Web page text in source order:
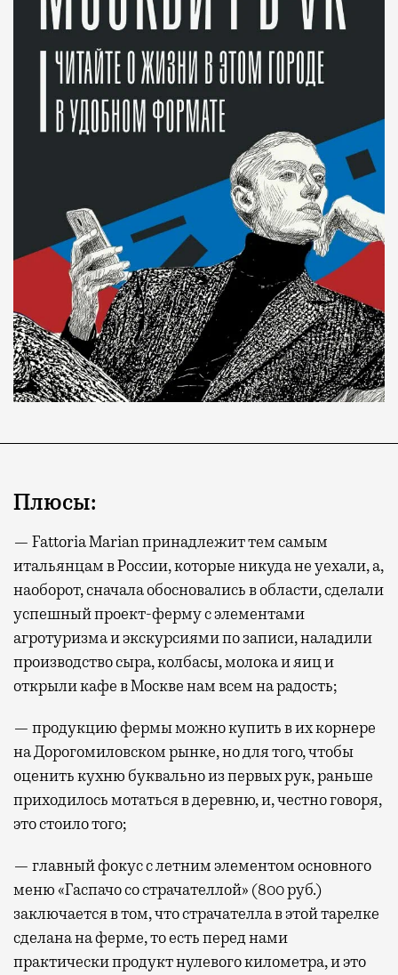
Плюсы:
— Fattoria Marian принадлежит тем самым
итальянцам в России, которые никуда не уехали, а,
наоборот, сначала обосновались в области, сделали
успешный проект-ферму с элементами
агротуризма и экскурсиями по записи, наладили
производство сыра, колбасы, молока и яиц и
открыли кафе в Москве нам всем на радость;
— продукцию фермы можно купить в их корнере
на Дорогомиловском рынке, но для того, чтобы
оценить кухню буквально из первых рук, раньше
приходилось мотаться в деревню, и, честно говоря,
это стоило того;
— главный фокус с летним элементом основного
меню «Гаспачо со страчателлой» (800 руб.)
заключается в том, что страчателла в этой тарелке
сделана на ферме, то есть перед нами
практически продукт нулевого километра, и это